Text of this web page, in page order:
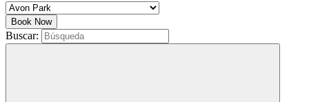
Book Now
Buscar: